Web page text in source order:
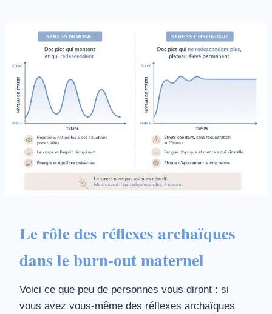
Le rôle des réflexes archaïques
dans le burn-out maternel
Voici ce que peu de personnes vous diront : si
vous avez vous-même des réflexes archaïques